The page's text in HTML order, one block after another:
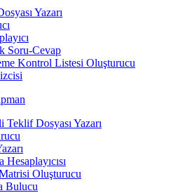
Yazarı
Soru-Cevap
Kontrol Listesi Oluşturucu
Dosyası Yazarı
Oluşturucu
Bulucu